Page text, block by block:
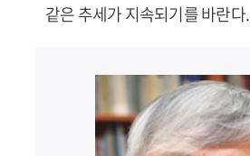
같은 추세가 지속되기를 바란다.